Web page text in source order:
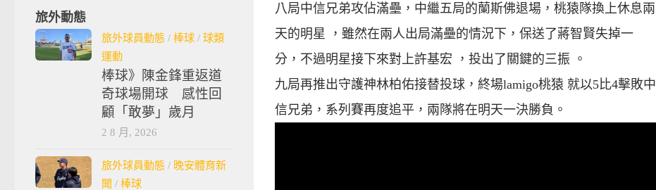
八局中信兄弟攻佔滿壘，中繼五局的蘭斯佛退場，桃猿隊換上休息兩
天的明星 ，雖然在兩人出局滿壘的情況下，保送了蔣智賢失掉一
分，不過明星接下來對上許基宏 ，投出了關鍵的三振 。
九局再推出守護神林柏佑接替投球，終場lamigo桃猿 就以5比4擊敗中
信兄弟，系列賽再度追平，兩隊將在明天一決勝負。
旅外動態
旅外球員動態 / 棒球 / 球類
運動
棒球》陳金鋒重返道
奇球場開球 感性回
顧「敢夢」歲月
2 8 月, 2026
旅外球員動態 / 晚安體育新
聞 / 棒球